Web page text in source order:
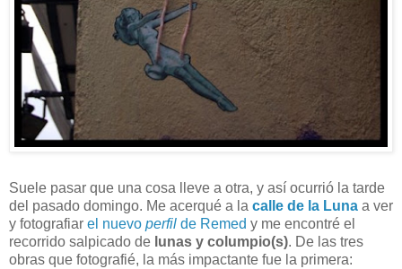
Suele pasar que una cosa lleve a otra, y así ocurrió la tarde
del pasado domingo. Me acerqué a la calle de la Luna a ver
y fotografiar el nuevo perfil de Remed y me encontré el
recorrido salpicado de lunas y columpio(s). De las tres
obras que fotografié, la más impactante fue la primera: